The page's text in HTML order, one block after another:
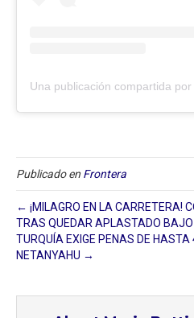
Publicado en Frontera
← ¡MILAGRO EN LA CARRETERA!
TRAS QUEDAR APLASTADO BAJO
TURQUÍA EXIGE PENAS DE
NETANYAHU →